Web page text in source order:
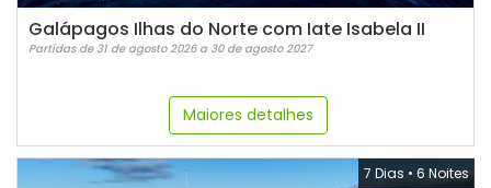
Galápagos Ilhas do Norte com Iate Isabela II
Partidas de 31 de agosto 2026 a 30 de agosto 2027
Maiores detalhes
7 Dias • 6 Noites